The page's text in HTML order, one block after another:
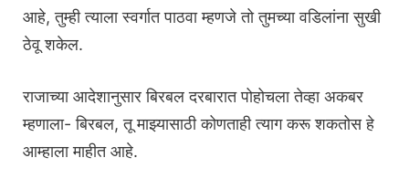
आहे, तुम्ही त्याला स्वर्गात पाठवा म्हणजे तो तुमच्या वडिलांना सुखी
ठेवू शकेल.
राजाच्या आदेशानुसार बिरबल दरबारात पोहोचला तेव्हा अकबर
म्हणाला- बिरबल, तू माझ्यासाठी कोणताही त्याग करू शकतोस हे
आम्हाला माहीत आहे.